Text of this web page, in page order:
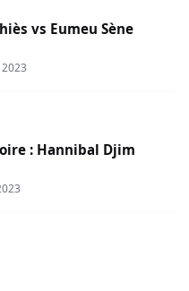
vs Eumeu Sène
: Hannibal Djim